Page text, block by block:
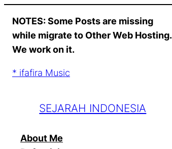
content
NOTES: Some Posts are missing
while migrate to Other Web Hosting.
We work on it.
* ifafira Music
SEJARAH INDONESIA
About Me